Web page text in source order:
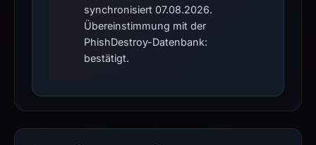
synchronisiert 07.08.2026.
Übereinstimmung mit der
PhishDestroy-Datenbank:
bestätigt.